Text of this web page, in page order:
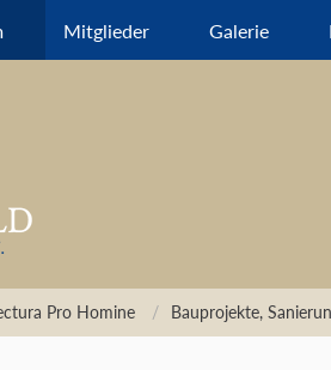
Mitglieder Galerie
Pro Homine Bauprojekte,